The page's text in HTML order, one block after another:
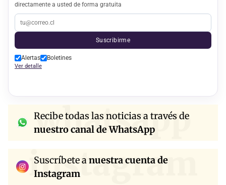
directamente a usted de forma gratuita
Suscribirme
Alertas Boletines
Ver detalle
whatsapp
Recibe todas las noticias a través de
nuestro canal de WhatsApp
instagram
Suscríbete anuestra cuenta de
Instagram